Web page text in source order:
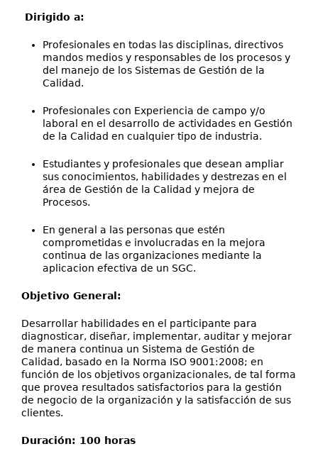
Dirigido a:
Profesionales en todas las disciplinas, directivos
mandos medios y responsables de los procesos y
del manejo de los Sistemas de Gestión de la
Calidad.
Profesionales con Experiencia de campo y/o
laboral en el desarrollo de actividades en Gestión
de la Calidad en cualquier tipo de industria.
Estudiantes y profesionales que desean ampliar
sus conocimientos, habilidades y destrezas en el
área de Gestión de la Calidad y mejora de
Procesos.
En general a las personas que estén
comprometidas e involucradas en la mejora
continua de las organizaciones mediante la
aplicacion efectiva de un SGC.
Objetivo General:
Desarrollar habilidades en el participante para
diagnosticar, diseñar, implementar, auditar y mejorar
de manera continua un Sistema de Gestión de
Calidad, basado en la Norma ISO 9001:2008; en
función de los objetivos organizacionales, de tal forma
que provea resultados satisfactorios para la gestión
de negocio de la organización y la satisfacción de sus
clientes.
Duración: 100 horas